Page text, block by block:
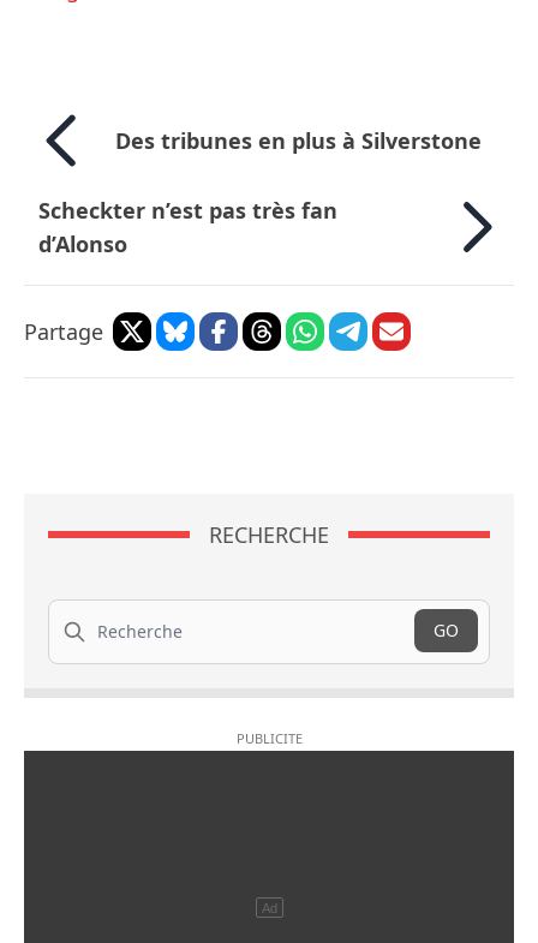
Des tribunes en plus à Silverstone
Scheckter n’est pas très fan
d’Alonso
Partage
RECHERCHE
Recherche
GO